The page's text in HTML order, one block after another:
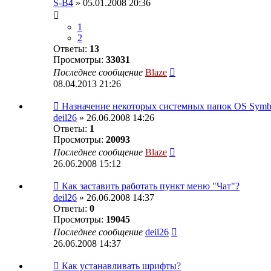
S-B4 » 05.01.2008 20:36
1
2
Ответы: 13
Просмотры: 33031
Последнее сообщение Blaze
08.04.2013 21:26
Назначение некоторых системных папок OS
deil26 » 26.06.2008 14:26
Ответы: 1
Просмотры: 20093
Последнее сообщение Blaze
26.06.2008 15:12
Как заставить работать пункт меню "Чат"?
deil26 » 26.06.2008 14:37
Ответы: 0
Просмотры: 19045
Последнее сообщение deil26
26.06.2008 14:37
Как устанавливать шрифты?